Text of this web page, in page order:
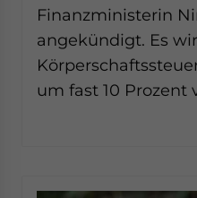
Finanzministerin
angekündigt. Es
um fast 10 Prozent